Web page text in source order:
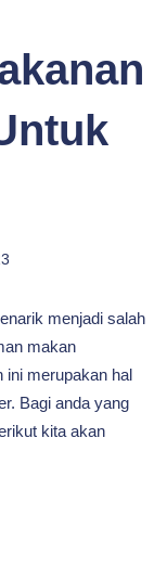
menjadi salah
makan
ini merupakan hal
Bagi anda yang
kita akan